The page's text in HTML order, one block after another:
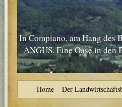
In Compiano, am Hang des
ANGUS. Eine Oase in
Home Der